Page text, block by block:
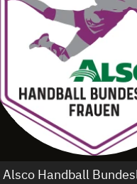
Alsco Handball